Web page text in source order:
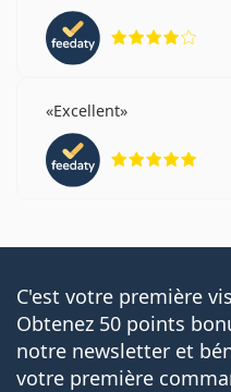
Excellent
C'est votre première
Obtenez 50 points
notre newsletter et
votre première